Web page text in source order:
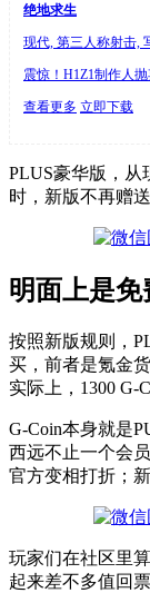
绝地求生
现代, 第三人称射击,
震惊！H1Z1制作人
查看更多 立即下载
PLUS豪华版，从
时，新版不再赠送
明面上是
按照新版规则，
买 ， 前者是氪金
实际上， 1300 G-
G-Coin本身就是
西远不止一个会
官方变相打折；
玩家们在社区里
起来差不多值回